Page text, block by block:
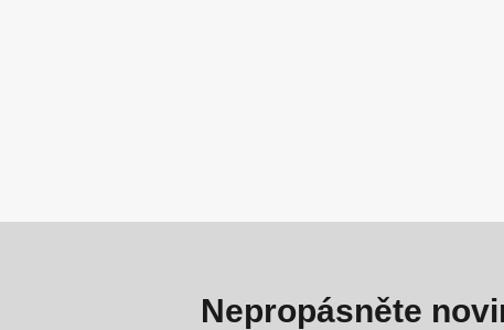
Nepropásněte